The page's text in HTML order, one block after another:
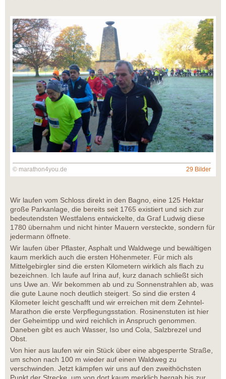
© marathon4you.de 29 Bilder
Wir laufen vom Schloss direkt in den Bagno, eine 125 Hektar
große Parkanlage, die bereits seit 1765 existiert und sich zur
bedeutendsten Westfalens entwickelte, da Graf Ludwig diese
1780 übernahm und nicht hinter Mauern versteckte, sondern für
jedermann öffnete.
Wir laufen über Pflaster, Asphalt und Waldwege und bewältigen
kaum merklich auch die ersten Höhenmeter. Für mich als
Mittelgebirgler sind die ersten Kilometern wirklich als flach zu
bezeichnen. Ich laufe auf Irina auf, kurz danach schließt sich
uns Uwe an. Wir bekommen ab und zu Sonnenstrahlen ab, was
die gute Laune noch deutlich steigert. So sind die ersten 4
Kilometer leicht geschafft und wir erreichen mit dem Zehntel-
Marathon die erste Verpflegungsstation. Rosinenstuten ist hier
der Geheimtipp und wird reichlich in Anspruch genommen.
Daneben gibt es auch Wasser, Iso und Cola, Salzbrezel und
Obst.
Von hier aus laufen wir ein Stück über eine abgesperrte Straße,
um schon nach 100 m wieder auf einen Waldweg zu
verschwinden. Jetzt kämpfen wir uns auf den zweithöchsten